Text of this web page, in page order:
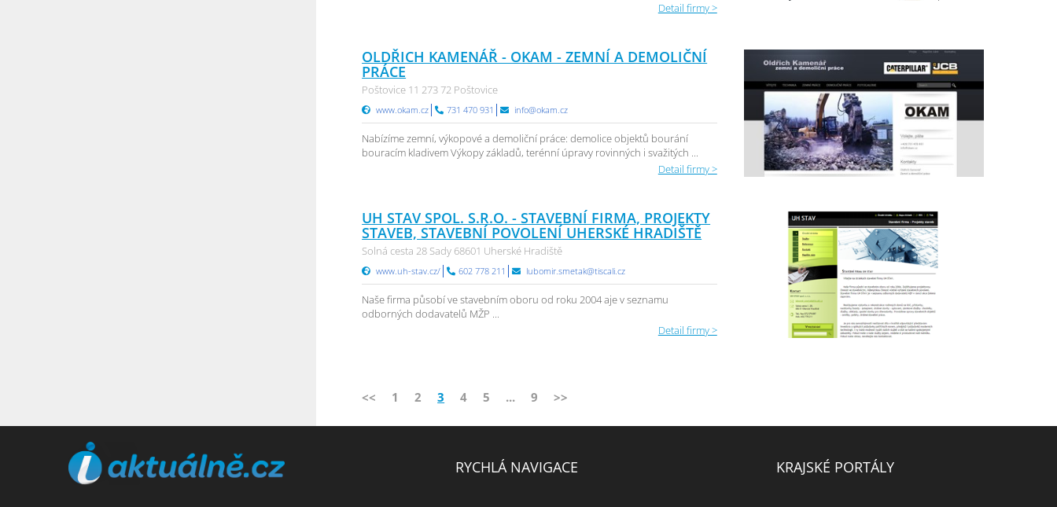
Detail firmy >
OLDŘICH KAMENÁŘ - OKAM - ZEMNÍ A DEMOLIČNÍ
PRÁCE
Poštovice 11 273 72 Poštovice
www.okam.cz 731 470 931 info@okam.cz
Nabízíme zemní, výkopové a demoliční práce: demolice objektů bourání
bouracím kladivem Výkopy základů, terénní úpravy rovinných i svažitých ...
Detail firmy >
UH STAV SPOL. S.R.O. - STAVEBNÍ FIRMA, PROJEKTY
STAVEB, STAVEBNÍ POVOLENÍ UHERSKÉ HRADIŠTĚ
Solná cesta 28 Sady 68601 Uherské Hradiště
www.uh-stav.cz/ 602 778 211 lubomir.smetak@tiscali.cz
Naše firma působí ve stavebním oboru od roku 2004 aje v seznamu
odborných dodavatelů MŽP ...
Detail firmy >
<< 1 2 3 4 5 ... 9 >>
RYCHLÁ NAVIGACE KRAJSKÉ PORTÁLY